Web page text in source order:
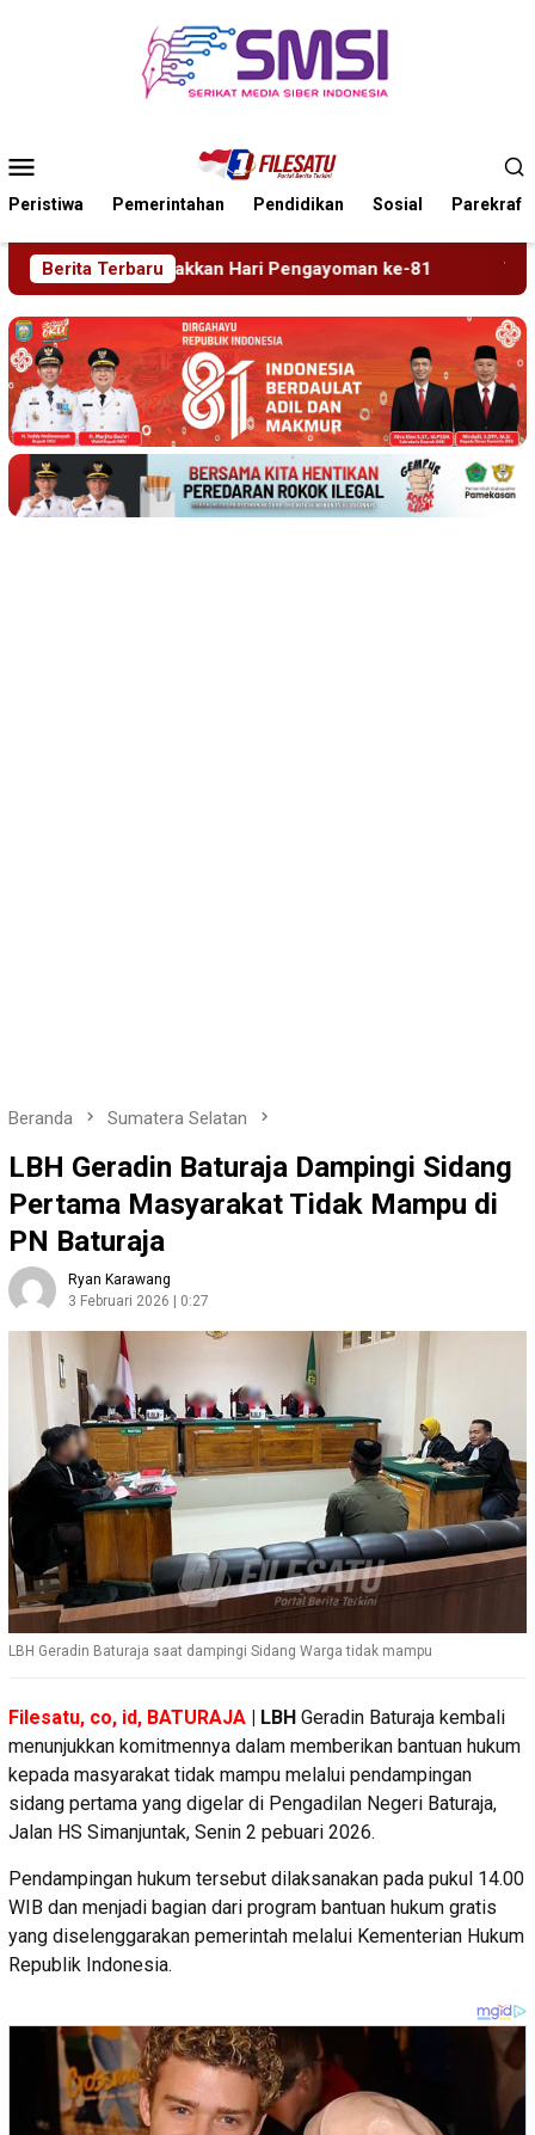
Mobile
Peristiwa Pemerintahan Pendidikan Sosial Parekraf
Berita Terbaru
ke-81 Tragedi Proyek Masjid MIN 5 Madiun:
Beranda Sumatera Selatan
LBH Geradin Baturaja Dampingi Sidang
Pertama Masyarakat Tidak Mampu di
PN Baturaja
Ryan Karawang
3 Februari 2026 | 0:27
LBH Geradin Baturaja saat dampingi Sidang Warga tidak mampu
Filesatu, co, id, BATURAJA | LBH Geradin Baturaja kembali
menunjukkan komitmennya dalam memberikan bantuan hukum
kepada masyarakat tidak mampu melalui pendampingan
sidang pertama yang digelar di Pengadilan Negeri Baturaja,
Jalan HS Simanjuntak, Senin 2 pebuari 2026.
Pendampingan hukum tersebut dilaksanakan pada pukul 14.00
WIB dan menjadi bagian dari program bantuan hukum gratis
yang diselenggarakan pemerintah melalui Kementerian Hukum
Republik Indonesia.